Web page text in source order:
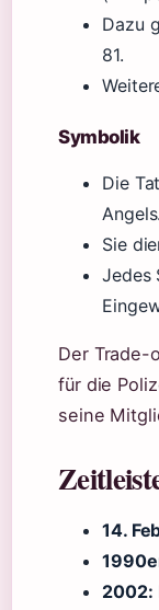
Dazu
81.
Symbolik
Die
Angels.
Sie
Jedes
Der Trade-
für die
seine
14.
2002: